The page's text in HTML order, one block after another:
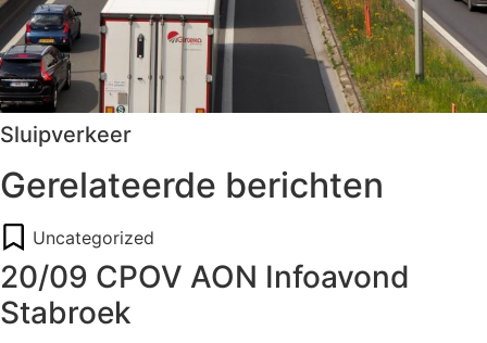
Sluipverkeer
Gerelateerde berichten
Uncategorized
20/09 CPOV AON Infoavond
Stabroek